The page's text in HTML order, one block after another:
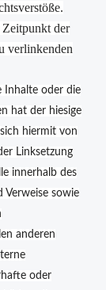
der
verlinkenden
Inhalte oder die
hat der hiesige
hiermit von
Linksetzung
innerhalb des
Verweise sowie
anderen
oder